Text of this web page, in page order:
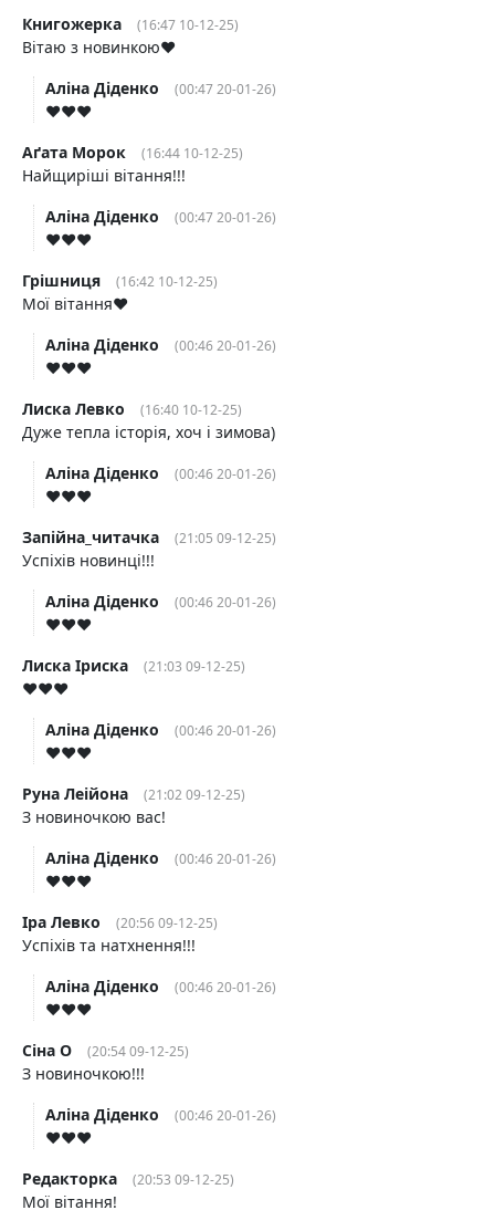
Книгожерка (16:47 10-12-25)
Вітаю з новинкою❤️
Аліна Діденко
(00:47 20-01-26)
♥️♥️♥️
Аґата Морок
(16:44 10-12-25)
Найщиріші вітання!!!
Аліна Діденко
(00:47 20-01-26)
♥️♥️♥️
Грішниця
(16:42 10-12-25)
Мої вітання❤️
Аліна Діденко
(00:46 20-01-26)
♥️♥️♥️
Лиска Левко
(16:40 10-12-25)
Дуже тепла історія, хоч і зимова)
Аліна Діденко
(00:46 20-01-26)
♥️♥️♥️
Запійна_читачка
(21:05 09-12-25)
Успіхів новинці!!!
Аліна Діденко
(00:46 20-01-26)
♥️♥️♥️
Лиска Іриска
(21:03 09-12-25)
♥️♥️♥️
Аліна Діденко
(00:46 20-01-26)
♥️♥️♥️
Руна Леійона
(21:02 09-12-25)
З новиночкою вас!
Аліна Діденко
(00:46 20-01-26)
♥️♥️♥️
Іра Левко
(20:56 09-12-25)
Успіхів та натхнення!!!
Аліна Діденко
(00:46 20-01-26)
♥️♥️♥️
Сіна О
(20:54 09-12-25)
З новиночкою!!!
Аліна Діденко
(00:46 20-01-26)
♥️♥️♥️
Редакторка
(20:53 09-12-25)
Мої вітання!